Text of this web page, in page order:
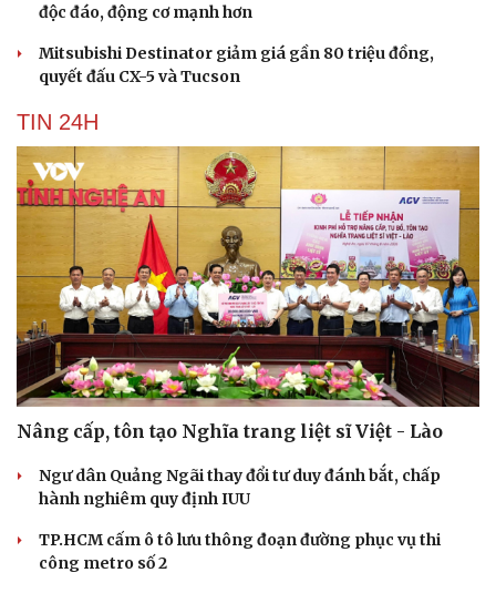
độc đáo, động cơ mạnh hơn
Mitsubishi Destinator giảm giá gần 80 triệu đồng,
quyết đấu CX-5 và Tucson
TIN 24H
Nâng cấp, tôn tạo Nghĩa trang liệt sĩ Việt - Lào
Ngư dân Quảng Ngãi thay đổi tư duy đánh bắt, chấp
hành nghiêm quy định IUU
TP.HCM cấm ô tô lưu thông đoạn đường phục vụ thi
công metro số 2